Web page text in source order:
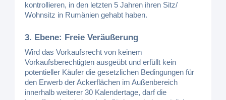
kontrollieren, in den letzten 5 Jahren ihren Sitz/
Wohnsitz in Rumänien gehabt haben.
3. Ebene: Freie Veräußerung
Wird das Vorkaufsrecht von keinem
Vorkaufsberechtigten ausgeübt und erfüllt kein
potentieller Käufer die gesetzlichen Bedingungen für
den Erwerb der Ackerflächen im Außenbereich
innerhalb weiterer 30 Kalendertage, darf die